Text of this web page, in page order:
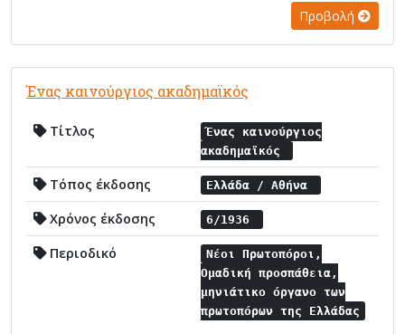
Προβολή
Ένας καινούργιος ακαδημαϊκός
Τίτλος
Ένας καινούργιος
ακαδημαϊκός
Τόπος έκδοσης Ελλάδα / Αθήνα
Χρόνος έκδοσης 6/1936
Περιοδικό
Νέοι Πρωτοπόροι,
Ομαδική προσπάθεια,
μηνιάτικο όργανο των
πρωτοπόρων της Ελλάδας